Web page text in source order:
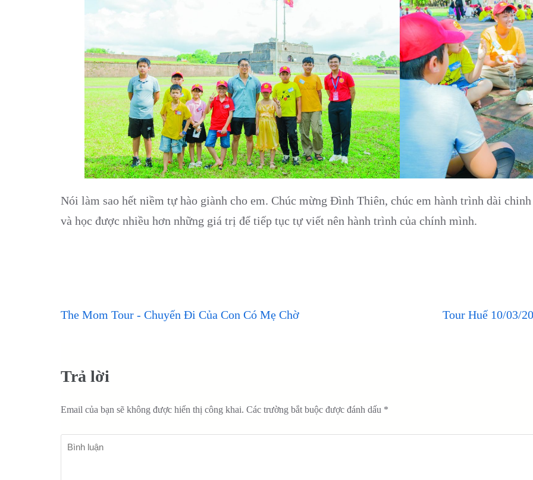
Nói làm sao hết niềm tự hào giành cho em. Chúc mừng Đình Thiên, chúc em hành trình dài
và học được nhiều hơn những giá trị để tiếp tục tự viết nên hành trình của chính mình.
The Mom Tour - Chuyến Đi Của Con Có Mẹ Chờ Tour Huế 10/03/
Trả lời
Email của bạn sẽ không được hiển thị công khai. Các trường bắt buộc được đánh dấu *